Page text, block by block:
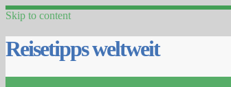
Skip to content
Reisetipps weltweit